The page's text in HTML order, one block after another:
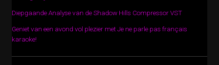
Diepgaande Analyse van de Shadow Hills Compressor VST
Geniet van een avond vol plezier met Je ne parle pas français
karaoke!